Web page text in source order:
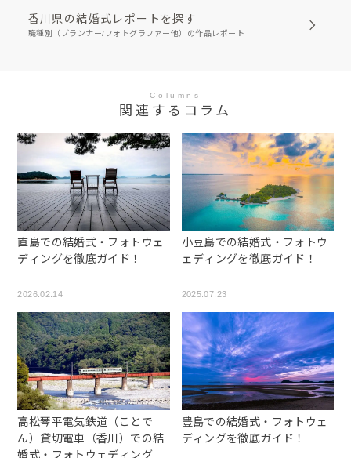
香川県の結婚式レポートを探す
職種別（プランナー/フォトグラファー他）の作品レポート
Columns
関連するコラム
直島での結婚式・フォトウェ
ディングを徹底ガイド！
2026.02.14
小豆島での結婚式・フォトウ
ェディングを徹底ガイド！
2025.07.23
高松琴平電気鉄道（ことで
ん）貸切電車（香川）での結
婚式・フォトウェディングを
豊島での結婚式・フォトウェ
ディングを徹底ガイド！